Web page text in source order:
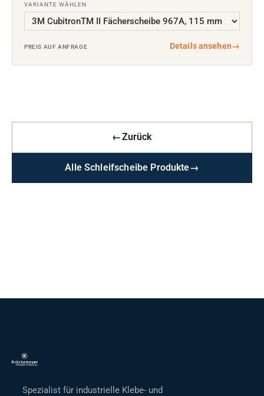
VARIANTE WÄHLEN
PREIS AUF ANFRAGE Details ansehen→
←Zurück
Alle Schleifscheibe Produkte→
Spezialist für industrielle Klebe- und